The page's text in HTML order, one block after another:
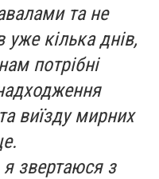
та не
уже кілька днів,
потрібні
виїзду мирних
звертаюся з